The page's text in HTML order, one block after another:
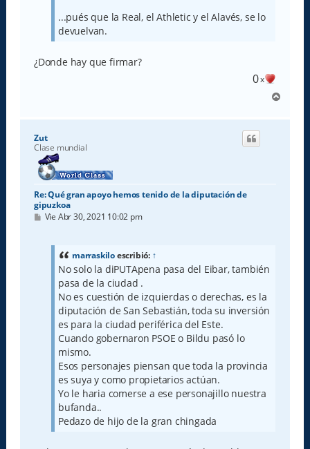
...pués que la Real, el Athletic y el Alavés, se lo
devuelvan.
¿Donde hay que firmar?
0x
r
Zut
Clase mundial
Re: Qué gran apoyo hemos tenido de la diputación de
gipuzkoa
M
Vie Abr 30, 2021 10:02 pm
marraskiloescribió: ↑
No solo la diPUTApena pasa del Eibar, también
pasa de la ciudad .
No es cuestión de izquierdas o derechas, es la
diputación de San Sebastián, toda su inversión
es para la ciudad periférica del Este.
Cuando gobernaron PSOE o Bildu pasó lo
mismo.
Esos personajes piensan que toda la provincia
es suya y como propietarios actúan.
Yo le haria comerse a ese personajillo nuestra
bufanda..
Pedazo de hijo de la gran chingada